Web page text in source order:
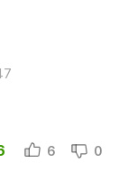
6 0